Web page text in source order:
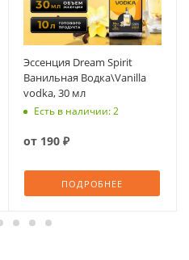
Эссенция Dream Spirit
Ванильная Водка\Vanilla
vodka, 30 мл
Есть в наличии: 2
от 190 ₽
ПОДРОБНЕЕ